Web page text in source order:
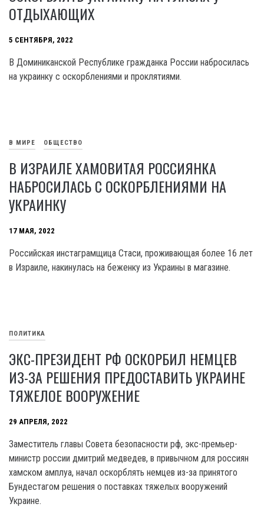
ОТДЫХАЮЩИХ
5 СЕНТЯБРЯ, 2022
В Доминиканской Республике гражданка России набросилась
на украинку с оскорблениями и проклятиями.
В МИРЕ ОБЩЕСТВО
В ИЗРАИЛЕ ХАМОВИТАЯ РОССИЯНКА
НАБРОСИЛАСЬ С ОСКОРБЛЕНИЯМИ НА
УКРАИНКУ
17 МАЯ, 2022
Российская инстаграмщица Стаси, проживающая более 16 лет
в Израиле, накинулась на беженку из Украины в магазине.
ПОЛИТИКА
ЭКС-ПРЕЗИДЕНТ РФ ОСКОРБИЛ НЕМЦЕВ
ИЗ-ЗА РЕШЕНИЯ ПРЕДОСТАВИТЬ УКРАИНЕ
ТЯЖЕЛОЕ ВООРУЖЕНИЕ
29 АПРЕЛЯ, 2022
Заместитель главы Совета безопасности рф, экс-премьер-
министр россии дмитрий медведев, в привычном для россиян
хамском амплуа, начал оскорблять немцев из-за принятого
Бундестагом решения о поставках тяжелых вооружений
Украине.